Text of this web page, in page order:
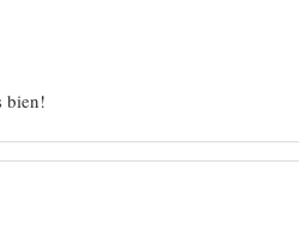
bien!